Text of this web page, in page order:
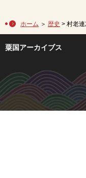
ホーム ＞ 歴史 > 村老
粟国アーカイブス